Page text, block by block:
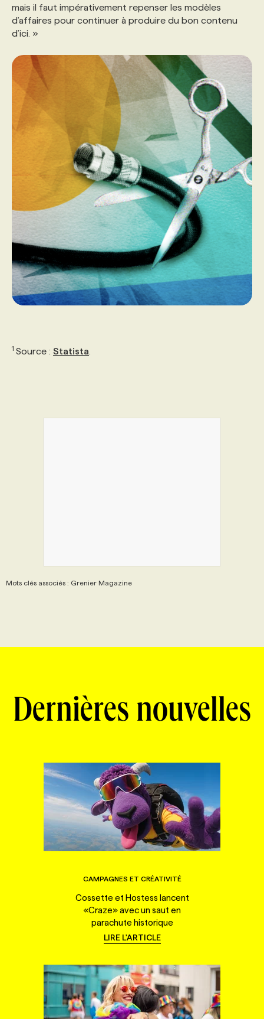
mais il faut impérativement repenser les modèles
d’affaires pour continuer à produire du bon contenu
d’ici. »
1 Source : Statista
Mots clés associés : Grenier Magazine
Dernières nouvelles
CAMPAGNES ET CRÉATIVITÉ
Cossette et Hostess lancent
«Craze» avec un saut en
parachute historique
LIRE L'ARTICLE